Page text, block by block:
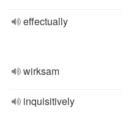
effectually
wirksam
inquisitively